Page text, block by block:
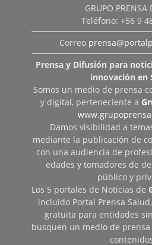
GRUPO PRENSA
Teléfono: +56 9
Correo
Prensa y Difusión para
innovación en
Somos un medio de prensa
y digital, perteneciente a
Damos visibilidad a
mediante la publicación de
con una audiencia de
edades y tomadores de
público y
Los 5 portales de Noticias de
incluido Portal Prensa
gratuita para entidades
busquen un medio de